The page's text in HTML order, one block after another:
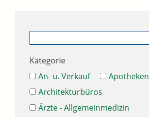
Kategorie
An- u. Verkauf
Apotheken
Architekturbüros
Ärzte - Allgemeinmedizin